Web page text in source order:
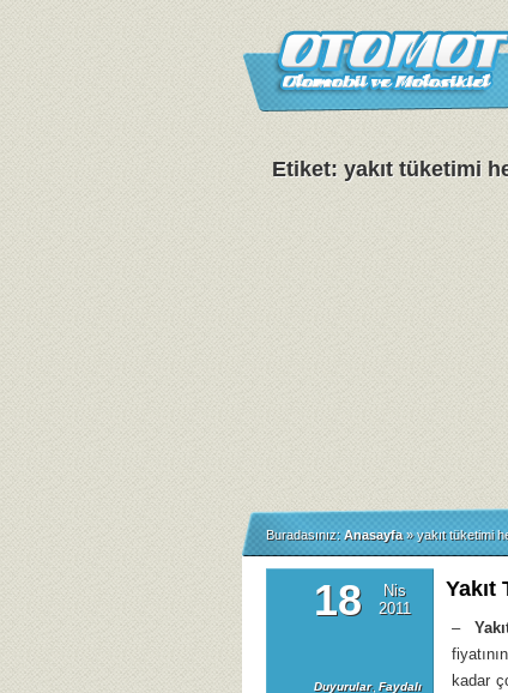
Etiket: yakıt tüketimi
Buradasınız: Anasayfa » yakıt tüketimi
18
Nis
2011
Duyurular, Faydalı
–
kadar